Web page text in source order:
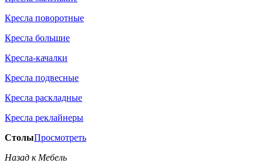
Кресла поворотные
Кресла большие
Кресла-качалки
Кресла подвесные
Кресла раскладные
Кресла реклайнеры
СтолыПросмотреть
Назад к Мебель